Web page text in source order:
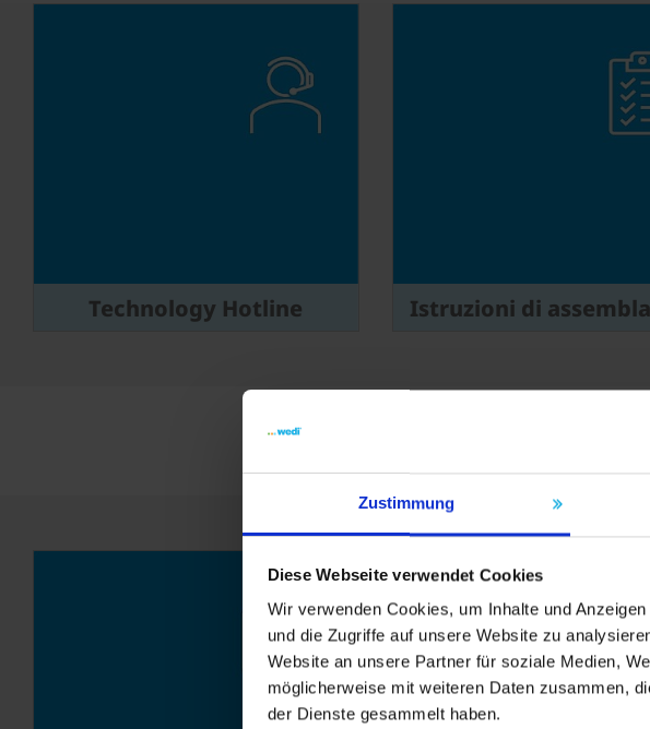
Zustimmung
Diese Webseite verwendet Cookies
Wir verwenden Cookies, um Inhalte und
und die Zugriffe auf unsere Website zu
Website an unsere Partner für soziale Medien,
möglicherweise mit weiteren Daten zusammen,
der Dienste gesammelt haben.
Technology Hotline Istruzioni di